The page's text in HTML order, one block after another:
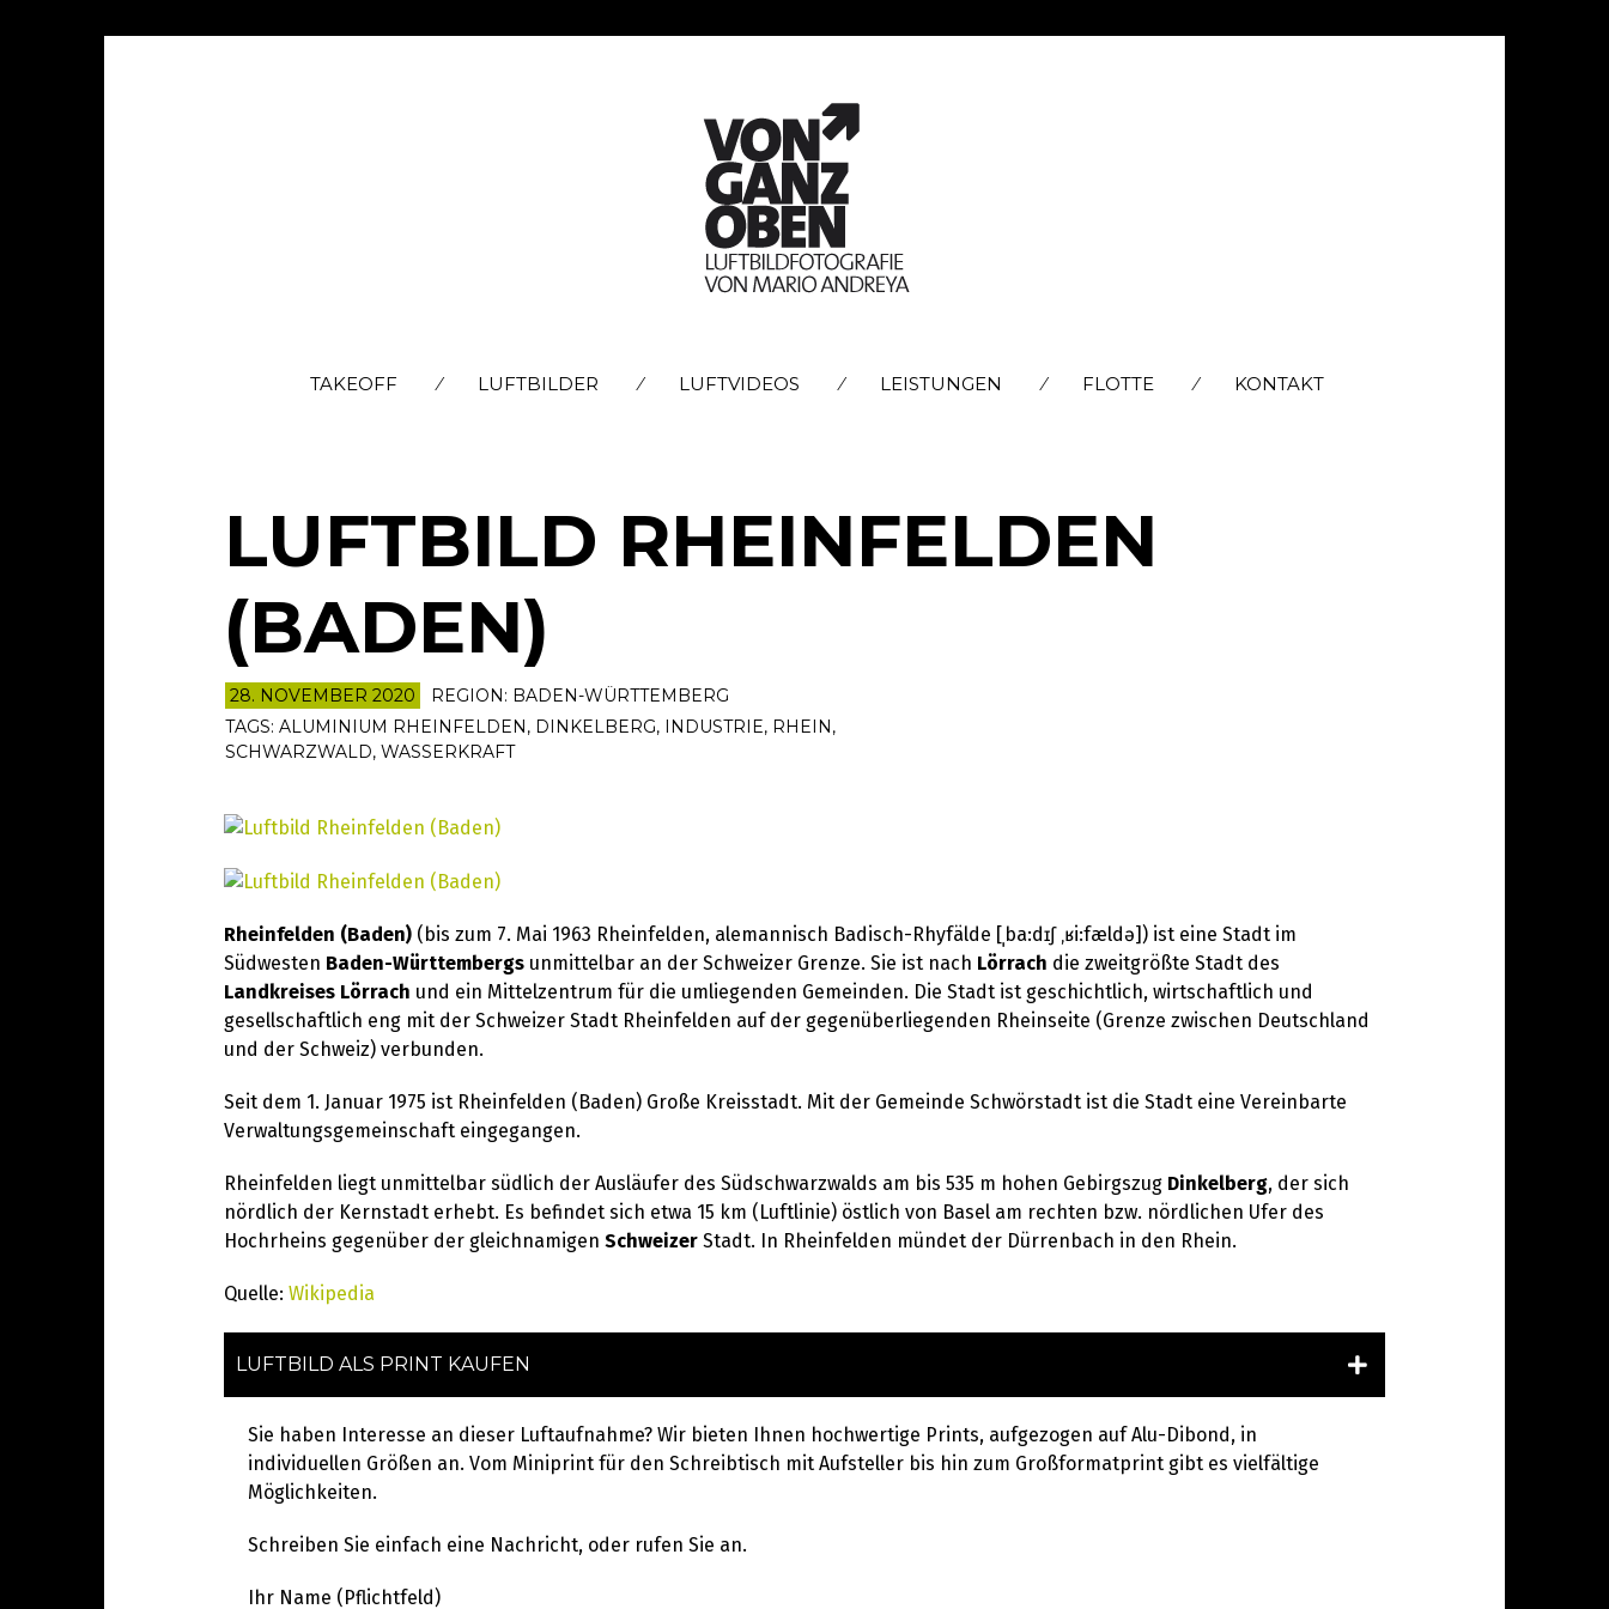
SKIP
TAKEOFF LUFTBILDER LUFTVIDEOS LEISTUNGEN FLOTTE KONTAKT
LUFTBILD RHEINFELDEN
(BADEN)
28. NOVEMBER 2020 REGION: BADEN-WÜRTTEMBERG
TAGS: ALUMINIUM RHEINFELDEN, DINKELBERG, INDUSTRIE, RHEIN,
SCHWARZWALD, WASSERKRAFT
Rheinfelden (Baden) (bis zum 7. Mai 1963 Rheinfelden, alemannisch Badisch-Rhyfälde [ˌba:dɪʃ ‚ʁi:fældə]) ist eine Stadt im
Südwesten Baden-Württembergs unmittelbar an der Schweizer Grenze. Sie ist nach Lörrach die zweitgrößte Stadt des
Landkreises Lörrach und ein Mittelzentrum für die umliegenden Gemeinden. Die Stadt ist geschichtlich, wirtschaftlich und
gesellschaftlich eng mit der Schweizer Stadt Rheinfelden auf der gegenüberliegenden Rheinseite (Grenze zwischen Deutschland
und der Schweiz) verbunden.
Seit dem 1. Januar 1975 ist Rheinfelden (Baden) Große Kreisstadt. Mit der Gemeinde Schwörstadt ist die Stadt eine Vereinbarte
Verwaltungsgemeinschaft eingegangen.
Rheinfelden liegt unmittelbar südlich der Ausläufer des Südschwarzwalds am bis 535 m hohen Gebirgszug Dinkelberg, der sich
nördlich der Kernstadt erhebt. Es befindet sich etwa 15 km (Luftlinie) östlich von Basel am rechten bzw. nördlichen Ufer des
Hochrheins gegenüber der gleichnamigen Schweizer Stadt. In Rheinfelden mündet der Dürrenbach in den Rhein.
Quelle: Wikipedia
LUFTBILD ALS PRINT KAUFEN
Sie haben Interesse an dieser Luftaufnahme? Wir bieten Ihnen hochwertige Prints, aufgezogen auf Alu-Dibond, in
individuellen Größen an. Vom Miniprint für den Schreibtisch mit Aufsteller bis hin zum Großformatprint gibt es vielfältige
Möglichkeiten.
Schreiben Sie einfach eine Nachricht, oder rufen Sie an.
Ihr Name (Pflichtfeld)